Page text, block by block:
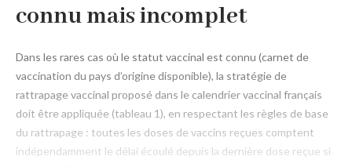
connu mais incomplet
Dans les rares cas où le statut vaccinal est connu (carnet de
vaccination du pays d’origine disponible), la stratégie de
rattrapage vaccinal proposé dans le calendrier vaccinal français
doit être appliquée (tableau 1), en respectant les règles de base
du rattrapage : toutes les doses de vaccins reçues comptent
indépendamment le délai écoulé depuis la dernière dose reçue si